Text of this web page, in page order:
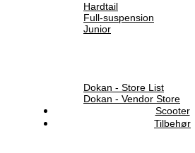
Hardtail
Full-suspension
Junior
Dokan - Store List
Dokan - Vendor Store
Scooter
Tilbehør